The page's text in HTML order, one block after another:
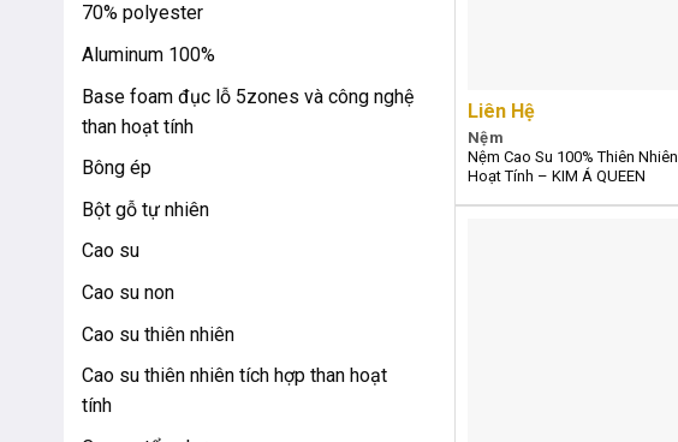
70% polyester
Aluminum 100%
Base foam đục lỗ 5zones và công nghệ
than hoạt tính
Bông ép
Bột gỗ tự nhiên
Cao su
Cao su non
Cao su thiên nhiên
Cao su thiên nhiên tích hợp than hoạt
tính
Nệm
Nệm Cao Su 100% Thiên Nhiên
Hoạt Tính – KIM Á QUEEN
Liên Hệ